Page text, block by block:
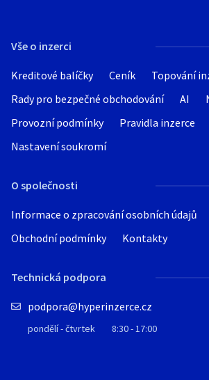
Vše o inzerci
Kreditové balíčky Ceník
Topování
Rady pro bezpečné obchodování
AI
Provozní podmínky
Pravidla inzerce
Nastavení soukromí
O společnosti
Informace o zpracování osobních údajů
Obchodní podmínky
Kontakty
Technická podpora
podpora@hyperinzerce.cz
pondělí - čtvrtek 8:30 - 17:00